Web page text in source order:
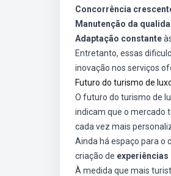
Concorrência
Manutenção da
Adaptação constante
Entretanto, essas
inovação nos serviços
Futuro do turismo de
O futuro do turismo de
indicam que o mercado
cada vez mais
Ainda há espaço para o
criação de
À medida que mais